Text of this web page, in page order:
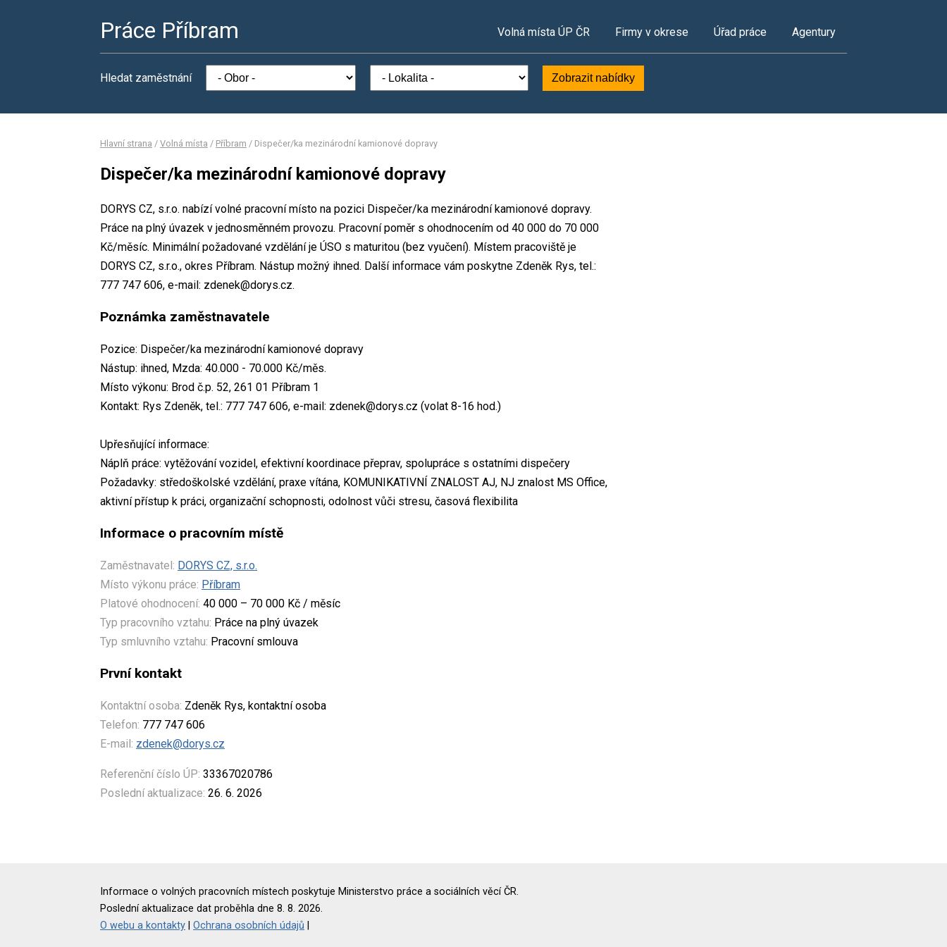
Práce Příbram Volná místa ÚP ČR Firmy v okrese Úřad práce Agentury
Hledat zaměstnání Zobrazit nabídky
Hlavní strana / Volná místa / Příbram / Dispečer/ka mezinárodní kamionové dopravy
Dispečer/ka mezinárodní kamionové dopravy
DORYS CZ, s.r.o. nabízí volné pracovní místo na pozici Dispečer/ka mezinárodní kamionové dopravy.
Práce na plný úvazek v jednosměnném provozu. Pracovní poměr s ohodnocením od 40 000 do 70 000
Kč/měsíc. Minimální požadované vzdělání je ÚSO s maturitou (bez vyučení). Místem pracoviště je
DORYS CZ, s.r.o., okres Příbram. Nástup možný ihned. Další informace vám poskytne Zdeněk Rys, tel.:
777 747 606, e-mail: zdenek@dorys.cz.
Poznámka zaměstnavatele
Pozice: Dispečer/ka mezinárodní kamionové dopravy
Nástup: ihned, Mzda: 40.000 - 70.000 Kč/měs.
Místo výkonu: Brod č.p. 52, 261 01 Příbram 1
Kontakt: Rys Zdeněk, tel.: 777 747 606, e-mail: zdenek@dorys.cz (volat 8-16 hod.)
Upřesňující informace:
Náplň práce: vytěžování vozidel, efektivní koordinace přeprav, spolupráce s ostatními dispečery
Požadavky: středoškolské vzdělání, praxe vítána, KOMUNIKATIVNÍ ZNALOST AJ, NJ znalost MS Office,
aktivní přístup k práci, organizační schopnosti, odolnost vůči stresu, časová flexibilita
Informace o pracovním místě
Zaměstnavatel: DORYS CZ, s.r.o.
Místo výkonu práce: Příbram
Platové ohodnocení: 40 000 – 70 000 Kč / měsíc
Typ pracovního vztahu: Práce na plný úvazek
Typ smluvního vztahu: Pracovní smlouva
První kontakt
Kontaktní osoba: Zdeněk Rys, kontaktní osoba
Telefon: 777 747 606
E-mail: zdenek@dorys.cz
Referenční číslo ÚP: 33367020786
Poslední aktualizace: 26. 6. 2026
Informace o volných pracovních místech poskytuje Ministerstvo práce a sociálních věcí ČR.
Poslední aktualizace dat proběhla dne 8. 8. 2026.
O webu a kontakty
Ochrana osobních údajů